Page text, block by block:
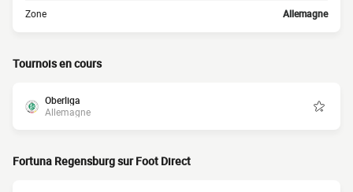
Zone Allemagne
Tournois en cours
Oberliga
Allemagne
Fortuna Regensburg sur Foot Direct